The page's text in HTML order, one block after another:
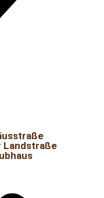
Landstraße